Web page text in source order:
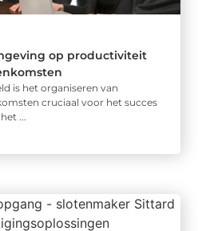
op productiviteit
is het organiseren van
cruciaal voor het succes
...